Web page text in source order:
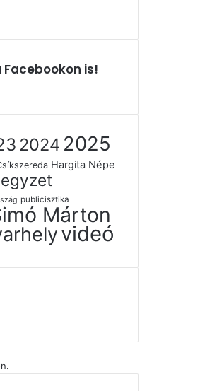
is!
2024 2025
Hargita Népe
publicisztika
Márton
videó